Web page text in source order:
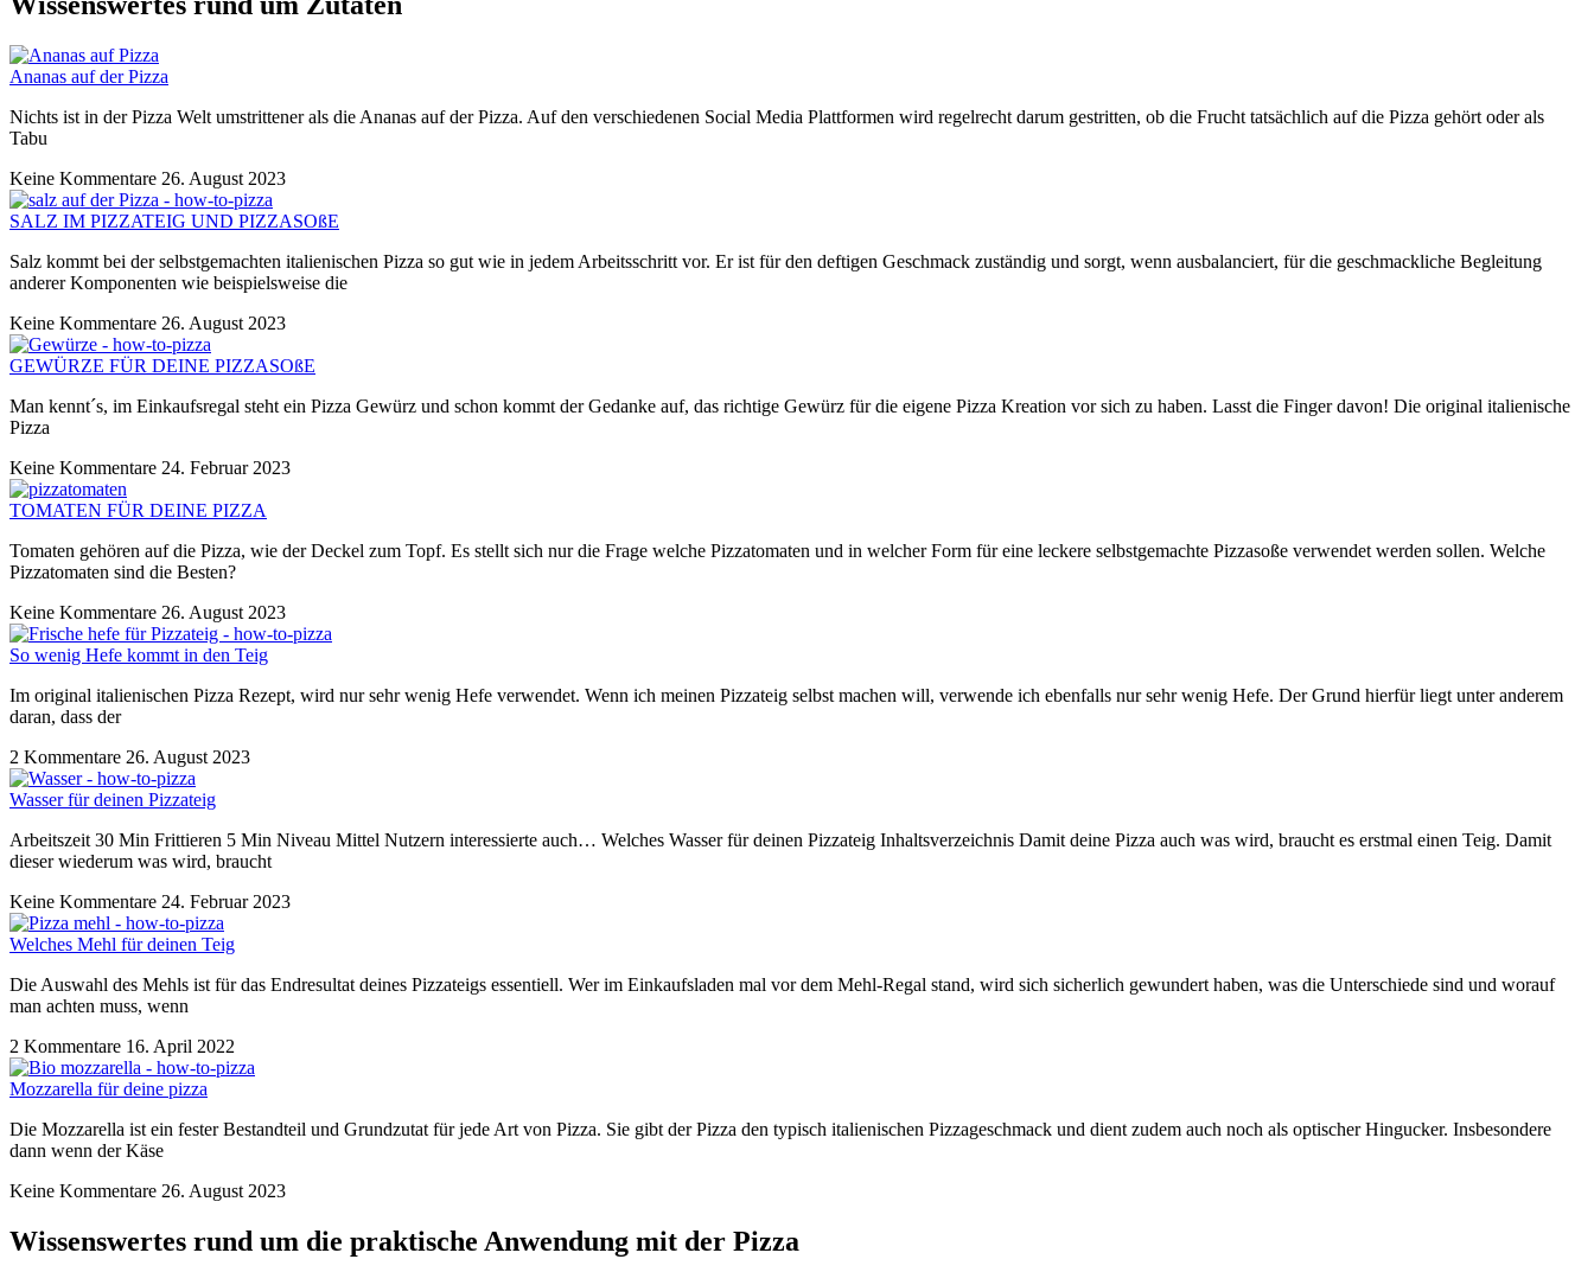
Ananas auf der Pizza
Nichts ist in der Pizza Welt umstrittener als die Ananas auf der Pizza. Auf den verschiedenen Social Media Plattformen wird regelrecht darum gestritten, ob die Frucht tatsächlich auf die Pizza gehört oder als
Tabu
Keine Kommentare 26. August 2023
SALZ IM PIZZATEIG UND PIZZASOßE
Salz kommt bei der selbstgemachten italienischen Pizza so gut wie in jedem Arbeitsschritt vor. Er ist für den deftigen Geschmack zuständig und sorgt, wenn ausbalanciert, für die geschmackliche Begleitung
anderer Komponenten wie beispielsweise die
Keine Kommentare 26. August 2023
GEWÜRZE FÜR DEINE PIZZASOßE
Man kennt´s, im Einkaufsregal steht ein Pizza Gewürz und schon kommt der Gedanke auf, das richtige Gewürz für die eigene Pizza Kreation vor sich zu haben. Lasst die Finger davon! Die original italienische
Pizza
Keine Kommentare 24. Februar 2023
TOMATEN FÜR DEINE PIZZA
Tomaten gehören auf die Pizza, wie der Deckel zum Topf. Es stellt sich nur die Frage welche Pizzatomaten und in welcher Form für eine leckere selbstgemachte Pizzasoße verwendet werden sollen. Welche
Pizzatomaten sind die Besten?
Keine Kommentare 26. August 2023
So wenig Hefe kommt in den Teig
Im original italienischen Pizza Rezept, wird nur sehr wenig Hefe verwendet. Wenn ich meinen Pizzateig selbst machen will, verwende ich ebenfalls nur sehr wenig Hefe. Der Grund hierfür liegt unter anderem
daran, dass der
2 Kommentare 26. August 2023
Wasser für deinen Pizzateig
Arbeitszeit 30 Min Frittieren 5 Min Niveau Mittel Nutzern interessierte auch… Welches Wasser für deinen Pizzateig Inhaltsverzeichnis Damit deine Pizza auch was wird, braucht es erstmal einen Teig. Damit
dieser wiederum was wird, braucht
Keine Kommentare 24. Februar 2023
Welches Mehl für deinen Teig
Die Auswahl des Mehls ist für das Endresultat deines Pizzateigs essentiell. Wer im Einkaufsladen mal vor dem Mehl-Regal stand, wird sich sicherlich gewundert haben, was die Unterschiede sind und worauf
man achten muss, wenn
2 Kommentare 16. April 2022
Mozzarella für deine pizza
Die Mozzarella ist ein fester Bestandteil und Grundzutat für jede Art von Pizza. Sie gibt der Pizza den typisch italienischen Pizzageschmack und dient zudem auch noch als optischer Hingucker. Insbesondere
dann wenn der Käse
Keine Kommentare 26. August 2023
Wissenswertes rund um die praktische Anwendung mit der Pizza